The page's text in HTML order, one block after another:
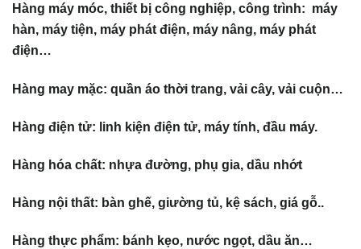
Hàng máy móc, thiết bị công nghiệp, công trình: máy
hàn, máy tiện, máy phát điện, máy nâng, máy phát
điện…
Hàng may mặc: quần áo thời trang, vải cây, vải cuộn…
Hàng điện tử: linh kiện điện tử, máy tính, đầu máy.
Hàng hóa chất: nhựa đường, phụ gia, dầu nhớt
Hàng nội thất: bàn ghế, giường tủ, kệ sách, giá gỗ..
Hàng thực phẩm: bánh kẹo, nước ngọt, dầu ăn…